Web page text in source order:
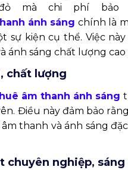
mà chi phí
ánh sáng chính là
sự kiện cụ thể. Việc
ánh sáng chất lượng
chất lượng
âm thanh ánh sáng
Điều này đảm bảo
thanh và ánh sáng
chuyên nghiệp, sáng